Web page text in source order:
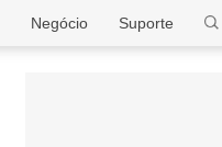
Suporte
Negócio